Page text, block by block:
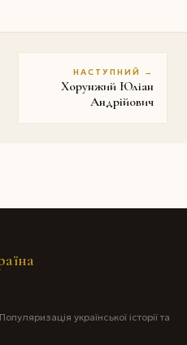
НАСТУПНИЙ →
Хорунжий Юліан
Андрійович
української історії та